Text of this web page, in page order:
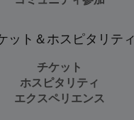
ット＆ホスピタリティ
チケット
ホスピタリティ
エクスペリエンス